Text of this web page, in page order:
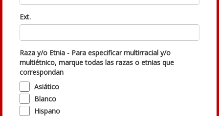
Ext.
Raza y/o Etnia - Para especificar multirracial y/o
multiétnico, marque todas las razas o etnias que
correspondan
Asiático
Blanco
Hispano